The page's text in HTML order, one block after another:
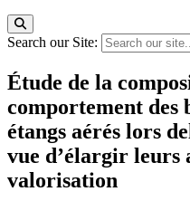
Search our Site:
Étude de la
comportement des
étangs aérés lors
vue d’élargir leurs
valorisation